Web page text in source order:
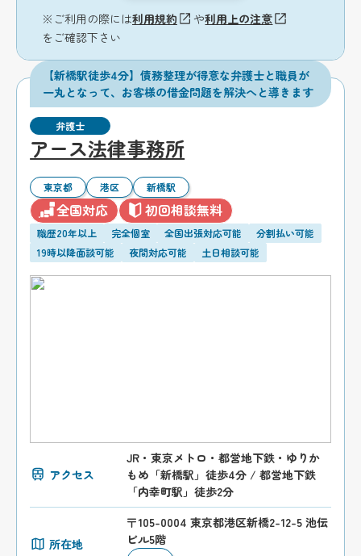
※ご利用の際には利用規約 や利用上の注意
をご確認下さい
【新橋駅徒歩4分】債務整理が得意な弁護士と職員が
一丸となって、お客様の借金問題を解決へと導きます
弁護士
アース法律事務所
東京都 港区 新橋駅
全国対応 初回相談無料
職歴20年以上 完全個室 全国出張対応可能
分割払い可能
19時以降面談可能
夜間対応可能 土日相談可能
アクセス
JR・東京メトロ・都営地下鉄・ゆりか
もめ「新橋駅」徒歩4分 / 都営地下鉄
「内幸町駅」徒歩2分
所在地
〒105-0004 東京都港区新橋2-12-5 池伝
ビル5階